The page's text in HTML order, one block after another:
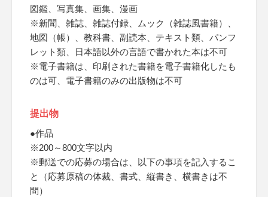
図鑑、写真集、画集、漫画
※新聞、雑誌、雑誌付録、ムック（雑誌風書籍）、
地図（帳）、教科書、副読本、テキスト類、パンフ
レット類、日本語以外の言語で書かれた本は不可
※電子書籍は、印刷された書籍を電子書籍化したも
のは可、電子書籍のみの出版物は不可
提出物
●作品
※200～800文字以内
※郵送での応募の場合は、以下の事項を記入するこ
と（応募原稿の体裁、書式、縦書き、横書きは不
問）